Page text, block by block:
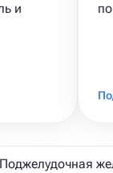
и
Поджелудочная